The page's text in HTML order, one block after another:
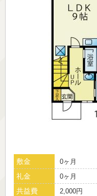
敷金 0ヶ月
礼金 0ヶ月
共益費
2,000円